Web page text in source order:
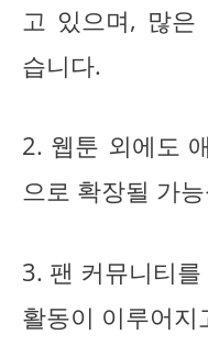
고 있으며, 많은
습니다.
2. 웹툰 외에도
으로 확장될 가
3. 팬 커뮤니티
활동이 이루어지